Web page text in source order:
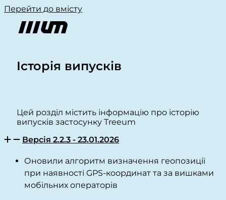
Перейти до вмісту
Історія випусків
Цей розділ містить інформацію про історію
випусків застосунку Treeum
Версія 2.2.3 - 23.01.2026
Оновили алгоритм визначення геопозиції
при наявності GPS-координат та за вишками
мобільних операторів